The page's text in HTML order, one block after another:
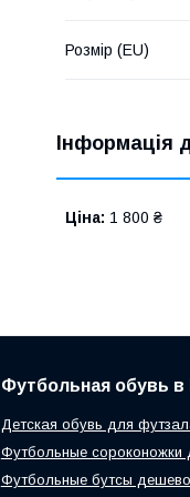
Розмір (EU)
Інформація
Ціна: 1 800 ₴
Футбольная обувь в
Детская обувь для
Футбольные сороконожки
Футбольные бутсы дешево